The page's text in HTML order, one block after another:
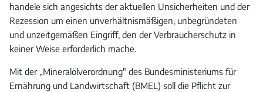
handele sich angesichts der aktuellen Unsicherheiten und der
Rezession um einen unverhältnismäßigen, unbegründeten
und unzeitgemäßen Eingriff, den der Verbraucherschutz in
keiner Weise erforderlich mache.
Mit der „Mineralölverordnung" des Bundesministeriums für
Ernährung und Landwirtschaft (BMEL) soll die Pflicht zur